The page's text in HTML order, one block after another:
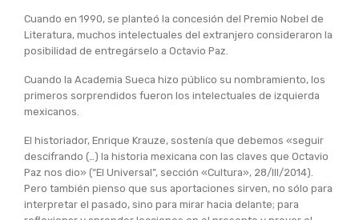
Cuando en 1990, se planteó la concesión del Premio Nobel de
Literatura, muchos intelectuales del extranjero consideraron la
posibilidad de entregárselo a Octavio Paz.
Cuando la Academia Sueca hizo público su nombramiento, los
primeros sorprendidos fueron los intelectuales de izquierda
mexicanos.
El historiador, Enrique Krauze, sostenía que debemos «seguir
descifrando (…) la historia mexicana con las claves que Octavio
Paz nos dio» (“El Universal”, sección «Cultura», 28/III/2014).
Pero también pienso que sus aportaciones sirven, no sólo para
interpretar el pasado, sino para mirar hacia delante; para